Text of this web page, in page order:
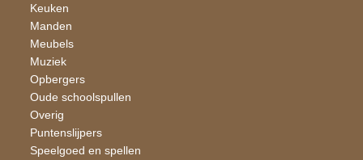
Keuken
Manden
Meubels
Muziek
Opbergers
Oude schoolspullen
Overig
Puntenslijpers
Speelgoed en spellen